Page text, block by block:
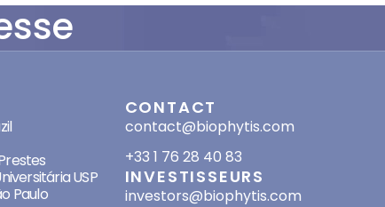
USP
Paulo
CONTACT
contact@biophytis.com
+33 1 76 28 40 83
INVESTISSEURS
investors@biophytis.com